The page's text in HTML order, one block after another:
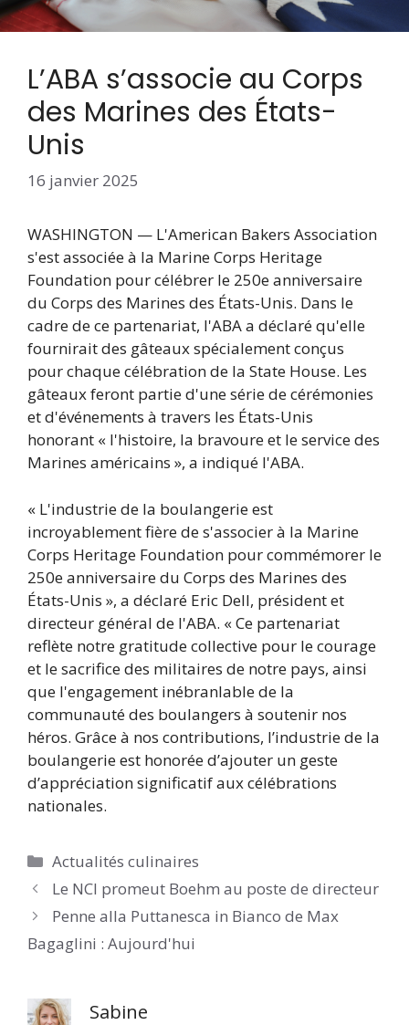
L’ABA s’associe au Corps
des Marines des États-
Unis
16 janvier 2025
WASHINGTON — L'American Bakers Association
s'est associée à la Marine Corps Heritage
Foundation pour célébrer le 250e anniversaire
du Corps des Marines des États-Unis. Dans le
cadre de ce partenariat, l'ABA a déclaré qu'elle
fournirait des gâteaux spécialement conçus
pour chaque célébration de la State House. Les
gâteaux feront partie d'une série de cérémonies
et d'événements à travers les États-Unis
honorant « l'histoire, la bravoure et le service des
Marines américains », a indiqué l'ABA.
« L'industrie de la boulangerie est
incroyablement fière de s'associer à la Marine
Corps Heritage Foundation pour commémorer le
250e anniversaire du Corps des Marines des
États-Unis », a déclaré Eric Dell, président et
directeur général de l'ABA. « Ce partenariat
reflète notre gratitude collective pour le courage
et le sacrifice des militaires de notre pays, ainsi
que l'engagement inébranlable de la
communauté des boulangers à soutenir nos
héros. Grâce à nos contributions, l’industrie de la
boulangerie est honorée d’ajouter un geste
d’appréciation significatif aux célébrations
nationales.
Catégories
Actualités culinaires
Le NCI promeut Boehm au poste de directeur
Penne alla Puttanesca in Bianco de Max
Bagaglini : Aujourd'hui
Sabine